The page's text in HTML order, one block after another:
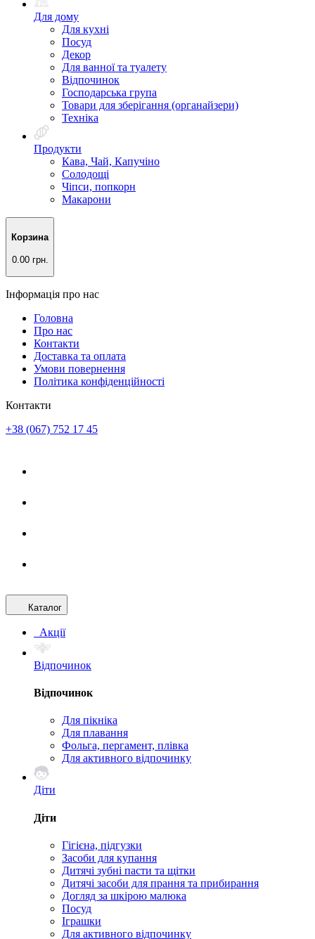
Для дому
Для кухні
Посуд
Декор
Для ванної та туалету
Відпочинок
Господарська група
Товари для зберігання (органайзери)
Техніка
Продукти
Кава, Чай, Капучіно
Солодощі
Чіпси, попкорн
Макарони
Корзина
0.00 грн.
Інформація про нас
Головна
Про нас
Контакти
Доставка та оплата
Умови повернення
Політика конфіденційності
Контакти
+38 (067) 752 17 45
Каталог
Акції
Відпочинок
Відпочинок
Для пікніка
Для плавання
Фольга, пергамент, плівка
Для активного відпочинку
Діти
Діти
Гігієна, підгузки
Засоби для купання
Дитячі зубні пасти та щітки
Дитячі засоби для прання та прибирання
Догляд за шкірою малюка
Посуд
Іграшки
Для активного відпочинку